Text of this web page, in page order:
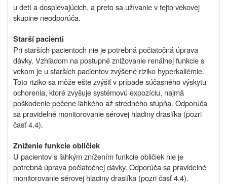
u detí a dospievajúcich, a preto sa užívanie v tejto vekovej
skupine neodporúča.
Starší pacienti
Pri starších pacientoch nie je potrebná počiatočná úprava
dávky. Vzhľadom na postupné znižovanie renálnej funkcie s
vekom je u starších pacientov zvýšené riziko hyperkaliémie.
Toto riziko sa môže ešte zvýšiť v prípade súčasného výskytu
ochorenia, ktoré zvyšuje systémovú expozíciu, najmä
poškodenie pečene ľahkého až stredného stupňa. Odporúča
sa pravidelné monitorovanie sérovej hladiny draslíka (pozri
časť 4.4).
Zníženie funkcie obličiek
U pacientov s ľahkým znížením funkcie obličiek nie je
potrebná úprava počiatočnej dávky. Odporúča sa pravidelné
monitorovanie sérovej hladiny draslíka (pozri časť 4.4).